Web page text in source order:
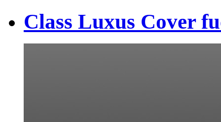
Class Luxus Cover